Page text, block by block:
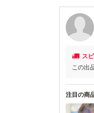
ス
この出
注目の商